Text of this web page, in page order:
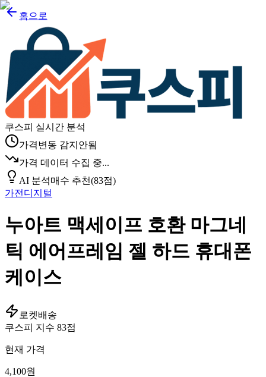
홈으로
쿠스피 실시간 분석
가격변동 감지안됨
가격 데이터 수집 중...
AI 분석매수 추천(83점)
가전디지털
누아트 맥세이프 호환 마그네
틱 에어프레임 젤 하드 휴대폰
케이스
로켓배송
쿠스피 지수 83점
현재 가격
4,100원